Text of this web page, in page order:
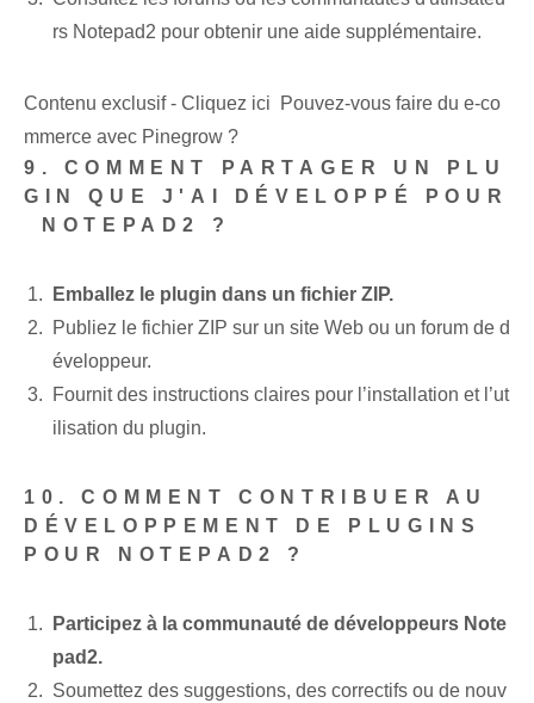
rs Notepad2 pour obtenir une aide supplémentaire.
Contenu exclusif - Cliquez ici Pouvez-vous faire du e-co
mmerce avec Pinegrow ?
9. COMMENT PARTAGER UN PLU
GIN QUE J'AI DÉVELOPPÉ POUR
⁢ NOTEPAD2 ?
Emballez le plugin dans un fichier ZIP.
Publiez le fichier ZIP sur un site Web ou un forum de d
éveloppeur.
Fournit des instructions claires ‌pour l’installation et l’ut
ilisation du plugin.
10. COMMENT CONTRIBUER AU
DÉVELOPPEMENT DE PLUGINS
POUR NOTEPAD2 ?
Participez à la⁤ communauté de développeurs Note
pad2.
Soumettez des suggestions, des correctifs ou de nouv